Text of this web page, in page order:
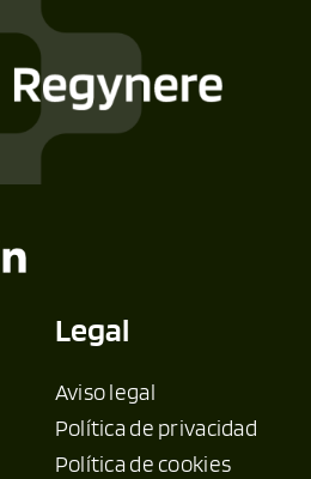
Legal
Aviso legal
Política de privacidad
Política de cookies